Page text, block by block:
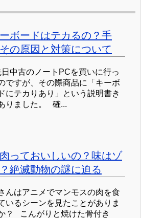
ボードはテカるの？手
の原因と対策について
日中古のノートPCを買いに行っ
ですが、その際商品に「キーボ
にテカりあり」という説明書き
りました。 確...
っておいしいの？味はゾ
絶滅動物の謎に迫る
んはアニメでマンモスの肉を食
いるシーンを見たことがありま
？ こんがりと焼けた骨付き